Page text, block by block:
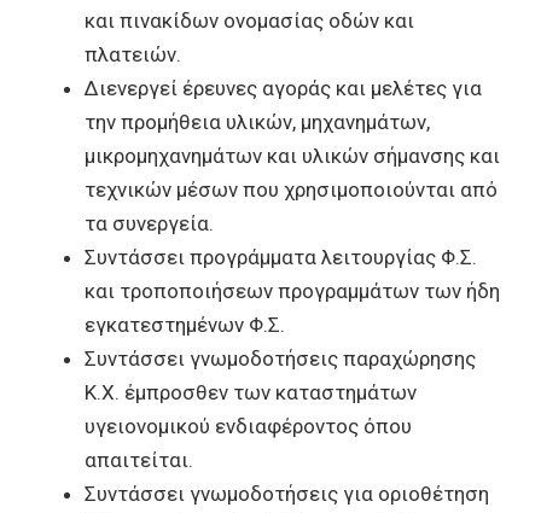
και πινακίδων ονομασίας οδών και
πλατειών.
Διενεργεί έρευνες αγοράς και μελέτες για
την προμήθεια υλικών, μηχανημάτων,
μικρομηχανημάτων και υλικών σήμανσης και
τεχνικών μέσων που χρησιμοποιούνται από
τα συνεργεία.
Συντάσσει προγράμματα λειτουργίας Φ.Σ.
και τροποποιήσεων προγραμμάτων των ήδη
εγκατεστημένων Φ.Σ.
Συντάσσει γνωμοδοτήσεις παραχώρησης
Κ.Χ. έμπροσθεν των καταστημάτων
υγειονομικού ενδιαφέροντος όπου
απαιτείται.
Συντάσσει γνωμοδοτήσεις για οριοθέτηση